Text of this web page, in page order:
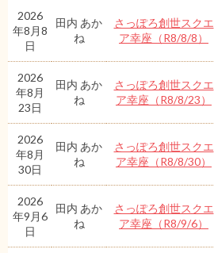
2026
年8月8
日
田内 あか
ね
さっぽろ創世スクエ
ア幸座（R8/8/8）
2026
年8月
23日
田内 あか
ね
さっぽろ創世スクエ
ア幸座（R8/8/23）
2026
年8月
30日
田内 あか
ね
さっぽろ創世スクエ
ア幸座（R8/8/30）
2026
年9月6
日
田内 あか
ね
さっぽろ創世スクエ
ア幸座（R8/9/6）